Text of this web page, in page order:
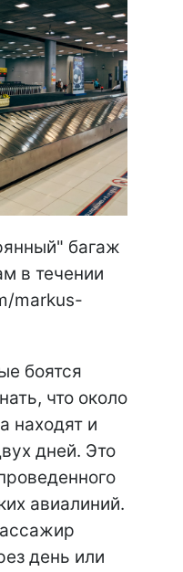
багаж
в течении
markus-
боятся
что около
находят и
дней. Это
авиалиний.
день или